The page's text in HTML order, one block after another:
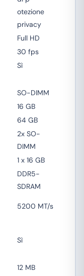
otezione
privacy
Full HD
30 fps
Sì
SO-DIMM
16 GB
64 GB
2x SO-
DIMM
1 x 16 GB
DDR5-
SDRAM
5200 MT/s
Sì
12 MB